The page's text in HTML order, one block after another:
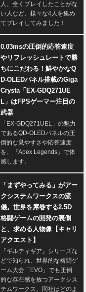
人、全くプレイしたことがな
い人など、様々な4人を集め
てプレイしてみました！
0.03msの圧倒的応答速度
やリフレッシュレートで勝
ちにこだわる！鮮やかなQ
D-OLEDパネル搭載のGiga
Crysta「EX-GDQ271UE
L」はFPSゲーマー注目の
武器
「EX-GDQ271UEL」の魅力
であるQD-OLEDパネルの圧
倒的な見やすさや応答速度
を、『Apex Legends』で体
感します。
「まずやってみる」がアー
クシステムワークスの流
儀。世界を席巻する2.5D
格闘ゲームの開発の裏側
と、求める人物像【キャリ
アクエスト】
『ギルティギア』シリーズな
どで知られ、世界的な格闘ゲ
ーム大会「EVO」でも圧倒
的な存在感を放つアークシス
テムワークス。同社はどのよ